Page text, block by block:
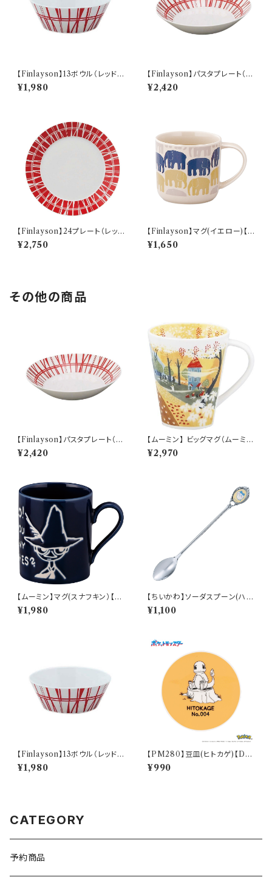
【Finlayson】13ボウル（レッド）
【コロナ】
¥1,980
【Finlayson】パスタプレート（レ
ッド）【コロナ】
¥2,420
【Finlayson】24プレート（レッ
ド）【コロナ】
¥2,750
【Finlayson】マグ(イエロー)【F
IN100】
¥1,650
その他の商品
【Finlayson】パスタプレート（レ
ッド）【コロナ】
¥2,420
【ムーミン】 ビッグマグ（ムーミン
ハウス）【MM3200】MM3204
-35
¥2,970
【ムーミン】マグ(スナフキン）【M
M9000】MM9003-11
¥1,980
【ちいかわ】ソーダスプーン(ハチ
ワレ)【CKW40】CKW42-850
¥1,100
【Finlayson】13ボウル（レッド）
【コロナ】
¥1,980
【PM280】豆皿(ヒトカゲ)【Dail
y Sketch】PM282-333
¥990
CATEGORY
予約商品